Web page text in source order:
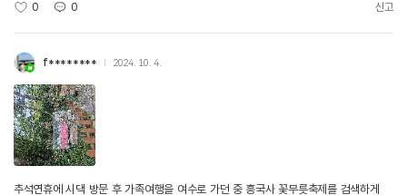
0 0 신고
f******** 2024. 10. 4.
추석연휴에 시댁 방문 후 가족여행을 여수로 가던 중 흥국사 꽃무릇축제를 검색하게